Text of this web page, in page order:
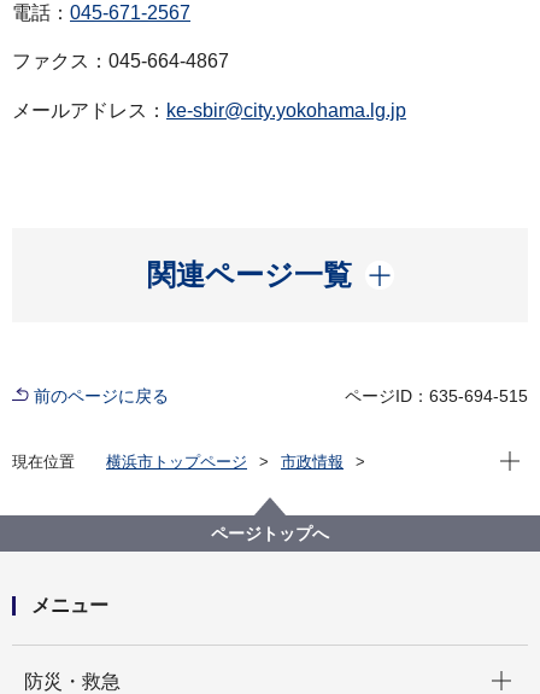
電話： 045-671-2567
ファクス：045-664-4867
メールアドレス： ke-sbir@city.yokohama.lg.jp
関連ページ一覧
開く
前のページに戻る ページID：635-694-515
現在位置 横浜市トップページ
市政情報
助成金交付対象事業（10件）と販路開拓支援事業者（5
社）を決定しました
現在
ページトップへ
メニュー
防災・救急